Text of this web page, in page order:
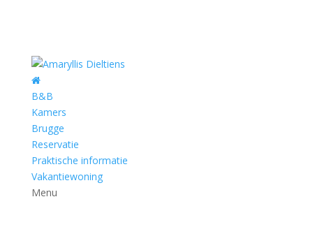
B&B
Kamers
Brugge
Reservatie
Praktische informatie
Vakantiewoning
Menu